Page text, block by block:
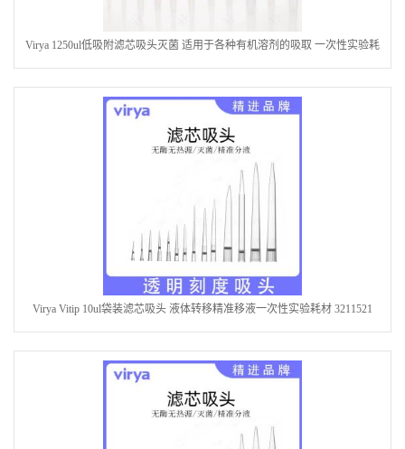
Virya 1250ul低吸附滤芯吸头灭菌 适用于各种有机溶剂的吸取 一次性实验耗
材3218238
Virya Vitip 10ul袋装滤芯吸头 液体转移精准移液一次性实验耗材 3211521